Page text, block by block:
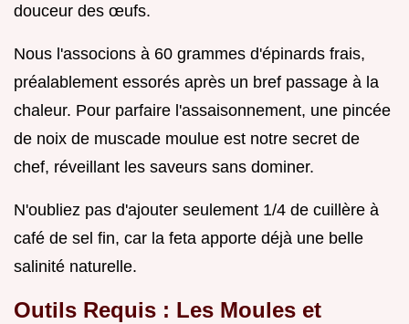
douceur des œufs.
Nous l'associons à 60 grammes d'épinards frais,
préalablement essorés après un bref passage à la
chaleur. Pour parfaire l'assaisonnement, une pincée
de noix de muscade moulue est notre secret de
chef, réveillant les saveurs sans dominer.
N'oubliez pas d'ajouter seulement 1/4 de cuillère à
café de sel fin, car la feta apporte déjà une belle
salinité naturelle.
Outils Requis : Les Moules et